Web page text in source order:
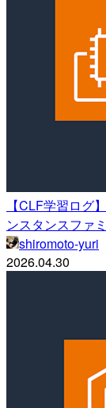
【CLF学習ロ
ンスタンスファ
shiromoto-yuri
2026.04.30